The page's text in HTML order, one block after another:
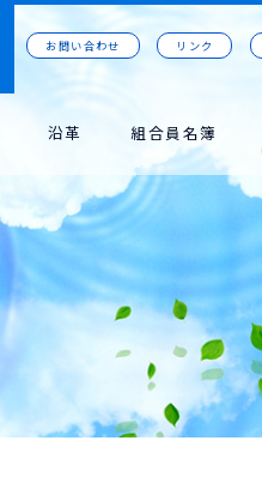
お問い合わせ リンク
沿革 組合員名簿